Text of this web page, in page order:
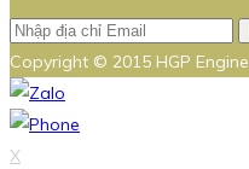
Copyright © 2015 HGP
X